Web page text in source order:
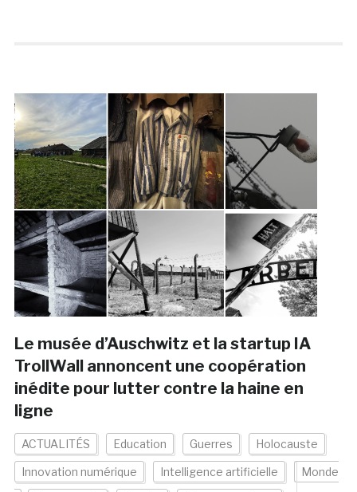
Le musée d’Auschwitz et la startup IA
TrollWall annoncent une coopération
inédite pour lutter contre la haine en
ligne
ACTUALITÉS Education Guerres Holocauste
Innovation numérique Intelligence artificielle Monde